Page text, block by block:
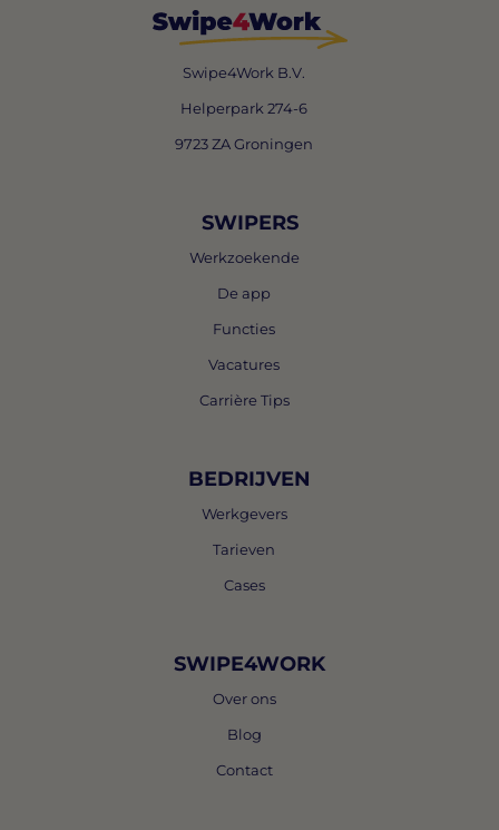
Swipe4Work B.V.
Helperpark 274-6
9723 ZA Groningen
SWIPERS
Werkzoekende
De app
Functies
Vacatures
Carrière Tips
BEDRIJVEN
Werkgevers
Tarieven
Cases
SWIPE4WORK
Over ons
Blog
Contact